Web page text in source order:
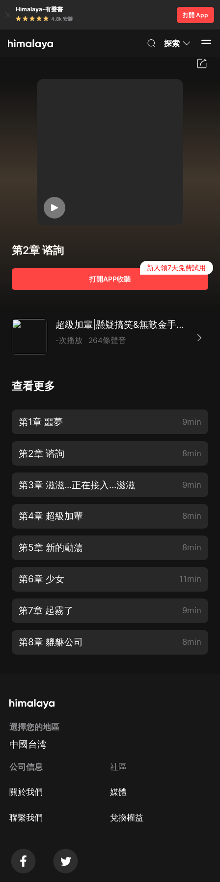
Himalaya-有聲書
4.8k 安裝
打開 App
探索
第2章 谘詢
打開APP收聽
新人領7天免費試用
超級加輩|懸疑搞笑&無敵金手指|AI電子書
-次播放 264條聲音
查看更多
第1章 噩夢 9min
第2章 谘詢 8min
第3章 滋滋...正在接入...滋滋 9min
第4章 超級加輩 8min
第5章 新的動蕩 8min
第6章 少女 11min
第7章 起霧了 9min
第8章 貔貅公司 8min
選擇您的地區
中國台湾
公司信息
關於我們
聯繫我們
社區
媒體
兌換權益